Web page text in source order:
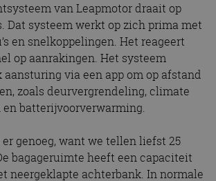
van Leapmotor draait op
Dat systeem werkt op zich prima met
en snelkoppelingen. Het reageert
op aanrakingen. Het systeem
via een app om op afstand
zoals deurvergrendeling, climate
batterijvoorverwarming.
genoeg, want we tellen liefst 25
bagageruimte heeft een capaciteit
neergeklapte achterbank. In normale